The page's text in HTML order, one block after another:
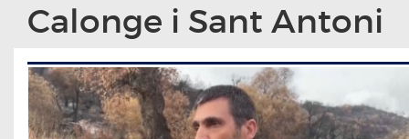
Calonge i Sant Antoni